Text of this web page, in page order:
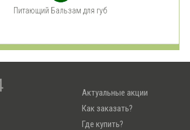
Питающий Бальзам для губ
Актуальные акции
Как заказать?
Где купить?